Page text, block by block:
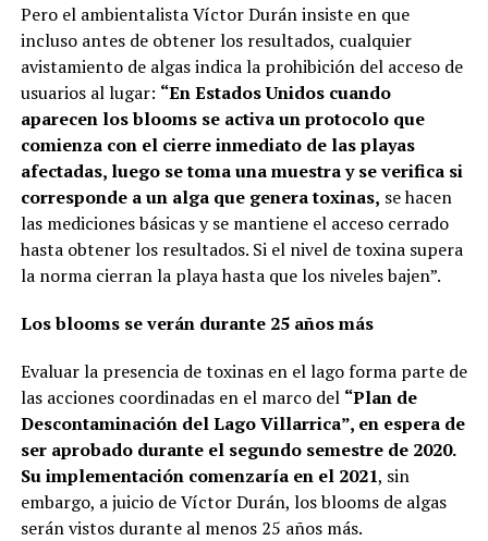
Pero el ambientalista Víctor Durán insiste en que
incluso antes de obtener los resultados, cualquier
avistamiento de algas indica la prohibición del acceso de
usuarios al lugar: “En Estados Unidos cuando
aparecen los blooms se activa un protocolo que
comienza con el cierre inmediato de las playas
afectadas, luego se toma una muestra y se verifica si
corresponde a un alga que genera toxinas, se hacen
las mediciones básicas y se mantiene el acceso cerrado
hasta obtener los resultados. Si el nivel de toxina supera
la norma cierran la playa hasta que los niveles bajen”.
Los blooms se verán durante 25 años más
Evaluar la presencia de toxinas en el lago forma parte de
las acciones coordinadas en el marco del “Plan de
Descontaminación del Lago Villarrica”, en espera de
ser aprobado durante el segundo semestre de 2020.
Su implementación comenzaría en el 2021, sin
embargo, a juicio de Víctor Durán, los blooms de algas
serán vistos durante al menos 25 años más.